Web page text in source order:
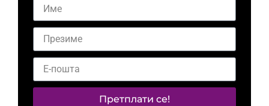
Претплати се!